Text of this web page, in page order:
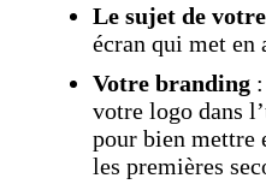
Le sujet de
écran qui met en
Votre branding
votre logo dans
pour bien mettre
les premières